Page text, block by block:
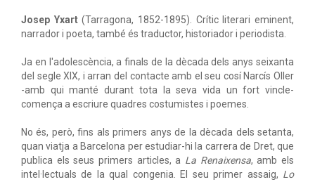
Josep Yxart(Tarragona, 1852-1895). Crític literari eminent,
narrador i poeta, també és traductor, historiador i periodista.
Ja en l'adolescència, a finals de la dècada dels anys seixanta
del segle XIX, i arran del contacte amb el seu cosí Narcís Oller
-amb qui manté durant tota la seva vida un fort vincle-
comença a escriure quadres costumistes i poemes.
No és, però, fins als primers anys de la dècada dels setanta,
quan viatja a Barcelona per estudiar-hi la carrera de Dret, que
publica els seus primers articles, a La Renaixensa, amb els
intel·lectuals de la qual congenia. El seu primer assaig, Lo